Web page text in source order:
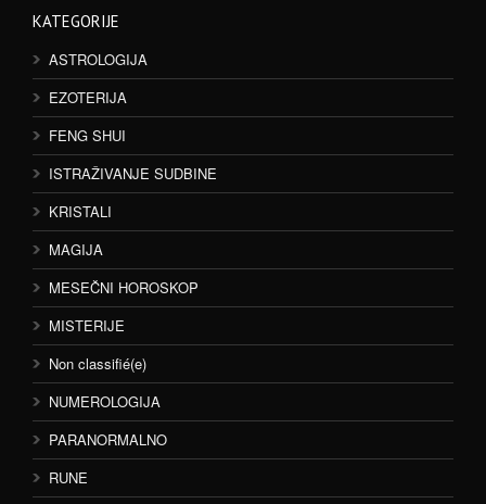
KATEGORIJE
ASTROLOGIJA
EZOTERIJA
FENG SHUI
ISTRAŽIVANJE SUDBINE
KRISTALI
MAGIJA
MESEČNI HOROSKOP
MISTERIJE
Non classifié(e)
NUMEROLOGIJA
PARANORMALNO
RUNE